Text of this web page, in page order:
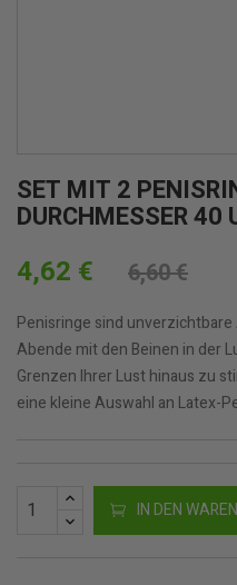
SET MIT 2
DURCHMESSER 40
4,62 € 6,60 €
Penisringe sind
Abende mit den Beinen in der
Grenzen Ihrer Lust hinaus zu
eine kleine Auswahl an Latex-
IN DEN